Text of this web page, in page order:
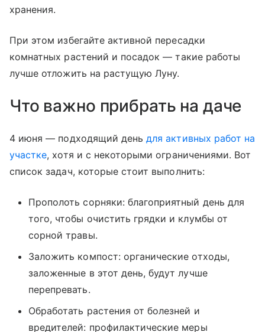
хранения.
При этом избегайте активной пересадки
комнатных растений и посадок — такие работы
лучше отложить на растущую Луну.
Что важно прибрать на даче
4 июня — подходящий деньдля активных работ на
участке, хотя и с некоторыми ограничениями. Вот
список задач, которые стоит выполнить:
Прополоть сорняки: благоприятный день для
того, чтобы очистить грядки и клумбы от
сорной травы.
Заложить компост: органические отходы,
заложенные в этот день, будут лучше
перепревать.
Обработать растения от болезней и
вредителей: профилактические меры